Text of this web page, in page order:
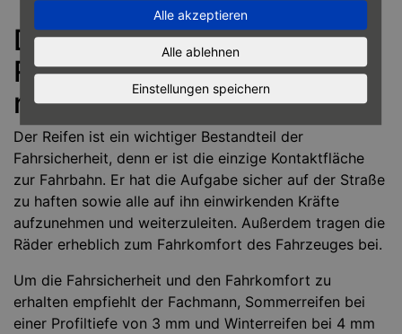
Alle akzeptieren
Alle ablehnen
Einstellungen speichern
Das High-Tech-Produkt
Reifen verlangt nach dem
richtigen Service
Der Reifen ist ein wichtiger Bestandteil der
Fahrsicherheit, denn er ist die einzige Kontaktfläche
zur Fahrbahn. Er hat die Aufgabe sicher auf der Straße
zu haften sowie alle auf ihn einwirkenden Kräfte
aufzunehmen und weiterzuleiten. Außerdem tragen die
Räder erheblich zum Fahrkomfort des Fahrzeuges bei.
Um die Fahrsicherheit und den Fahrkomfort zu
erhalten empfiehlt der Fachmann, Sommerreifen bei
einer Profiltiefe von 3 mm und Winterreifen bei 4 mm